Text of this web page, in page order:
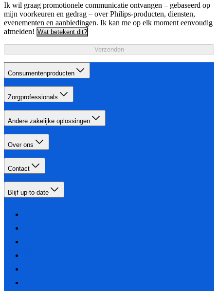
Ik wil graag promotionele communicatie ontvangen – gebaseerd op
mijn voorkeuren en gedrag – over Philips-producten, diensten,
evenementen en aanbiedingen. Ik kan me op elk moment eenvoudig
afmelden! Wat betekent dit?
Verzenden
Consumentenproducten
Zorgprofessionals
Andere zakelijke oplossingen
Over ons
Contact
Blijf up-to-date